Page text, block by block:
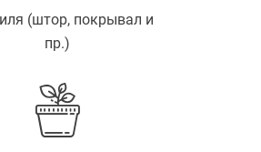
(штор, покрывал и
пр.)